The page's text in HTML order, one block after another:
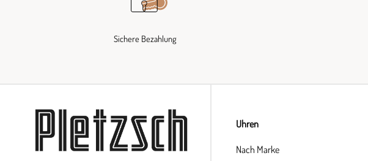
Sichere Bezahlung
Uhren
Nach Marke